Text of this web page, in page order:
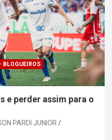
BLOGUEIROS
e perder assim para o
PARDI JUNIOR